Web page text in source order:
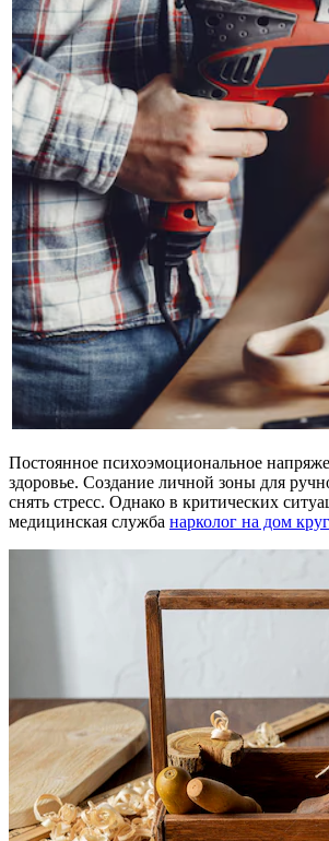
Постоянное психоэмоциональное
здоровье. Создание личной зоны для
снять стресс. Однако в критических
медицинская служба нарколог на дом